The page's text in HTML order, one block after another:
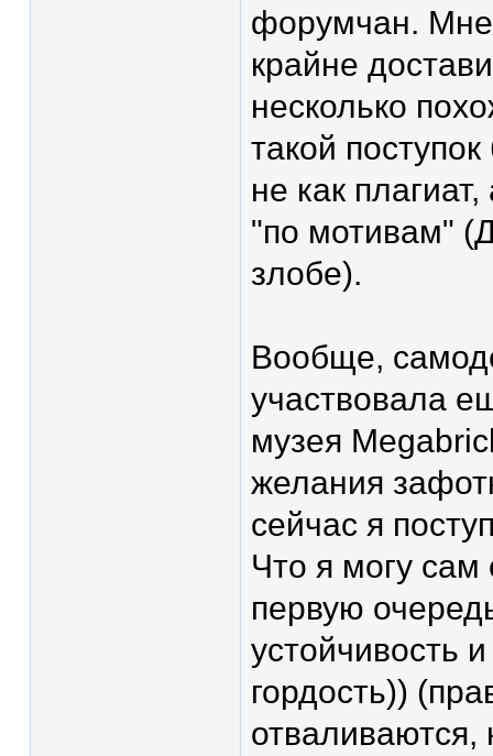
форумчан. Мне
крайне
несколько
такой
не как
"по мотивам"
злобе).
Вообще,
участвовала
музея
желания
сейчас я
Что я могу сам
первую
устойчивость
гордость))